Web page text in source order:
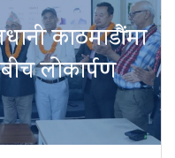
काठमाडौंमा
लोकार्पण